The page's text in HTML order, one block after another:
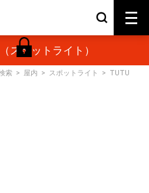
ポットライト）
索 > 屋内 > スポットライト > TUTU